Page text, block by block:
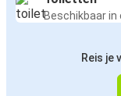
Beschikbaar in
Reis je